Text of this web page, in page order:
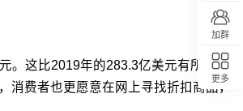
这比2019年的283.3亿美元有所增长，
费者也更愿意在网上寻找折扣商品，
加群
更多
回顶部